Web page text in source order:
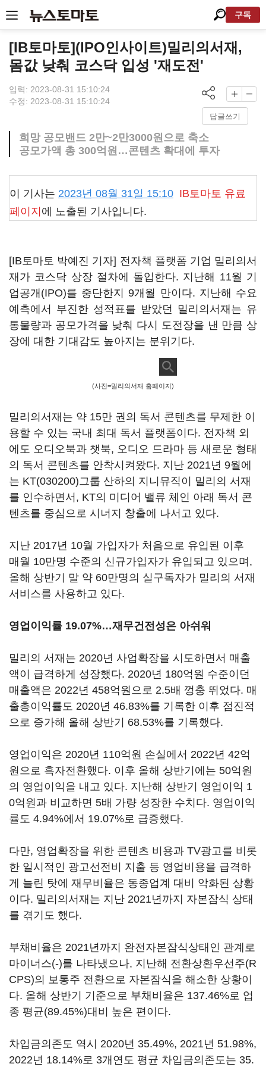
구독
[IB토마토](IPO인사이트)밀리의서재,
몸값 낮춰 코스닥 입성 '재도전'
입력: 2023-08-31 15:10:24
수정: 2023-08-31 15:10:24
답글쓰기
희망 공모밴드 2만~2만3000원으로 축소
공모가액 총 300억원…콘텐츠 확대에 투자
이 기사는 2023년 08월 31일 15:10 IB토마토 유료
페이지 에 노출된 기사입니다.
[IB토마토 박예진 기자] 전자책 플랫폼 기업 밀리의서
재가 코스닥 상장 절차에 돌입한다. 지난해 11월 기
업공개(IPO)를 중단한지 9개월 만이다. 지난해 수요
예측에서 부진한 성적표를 받았던 밀리의서재는 유
통물량과 공모가격을 낮춰 다시 도전장을 낸 만큼 상
장에 대한 기대감도 높아지는 분위기다.
(사진=밀리의서재 홈페이지)
밀리의서재는 약 15만 권의 독서 콘텐츠를 무제한 이
용할 수 있는 국내 최대 독서 플랫폼이다. 전자책 외
에도 오디오북과 챗북, 오디오 드라마 등 새로운 형태
의 독서 콘텐츠를 안착시켜왔다. 지난 2021년 9월에
는 KT(030200)그룹 산하의 지니뮤직이 밀리의 서재
를 인수하면서, KT의 미디어 밸류 체인 아래 독서 콘
텐츠를 중심으로 시너지 창출에 나서고 있다.
지난 2017년 10월 가입자가 처음으로 유입된 이후
매월 10만명 수준의 신규가입자가 유입되고 있으며,
올해 상반기 말 약 60만명의 실구독자가 밀리의 서재
서비스를 사용하고 있다.
영업이익률 19.07%…재무건전성은 아쉬워
밀리의 서재는 2020년 사업확장을 시도하면서 매출
액이 급격하게 성장했다. 2020년 180억원 수준이던
매출액은 2022년 458억원으로 2.5배 껑충 뛰었다. 매
출총이익률도 2020년 46.83%를 기록한 이후 점진적
으로 증가해 올해 상반기 68.53%를 기록했다.
영업이익은 2020년 110억원 손실에서 2022년 42억
원으로 흑자전환했다. 이후 올해 상반기에는 50억원
의 영업이익을 내고 있다. 지난해 상반기 영업이익 1
0억원과 비교하면 5배 가량 성장한 수치다. 영업이익
률도 4.94%에서 19.07%로 급증했다.
다만, 영업확장을 위한 콘텐츠 비용과 TV광고를 비롯
한 일시적인 광고선전비 지출 등 영업비용을 급격하
게 늘린 탓에 재무비율은 동종업계 대비 악화된 상황
이다. 밀리의서재는 지난 2021년까지 자본잠식 상태
를 겪기도 했다.
부채비율은 2021년까지 완전자본잠식상태인 관계로
마이너스(-)를 나타냈으나, 지난해 전환상환우선주(R
CPS)의 보통주 전환으로 자본잠식을 해소한 상황이
다. 올해 상반기 기준으로 부채비율은 137.46%로 업
종 평균(89.45%)대비 높은 편이다.
차입금의존도 역시 2020년 35.49%, 2021년 51.98%,
2022년 18.14%로 3개연도 평균 차입금의존도는 35.